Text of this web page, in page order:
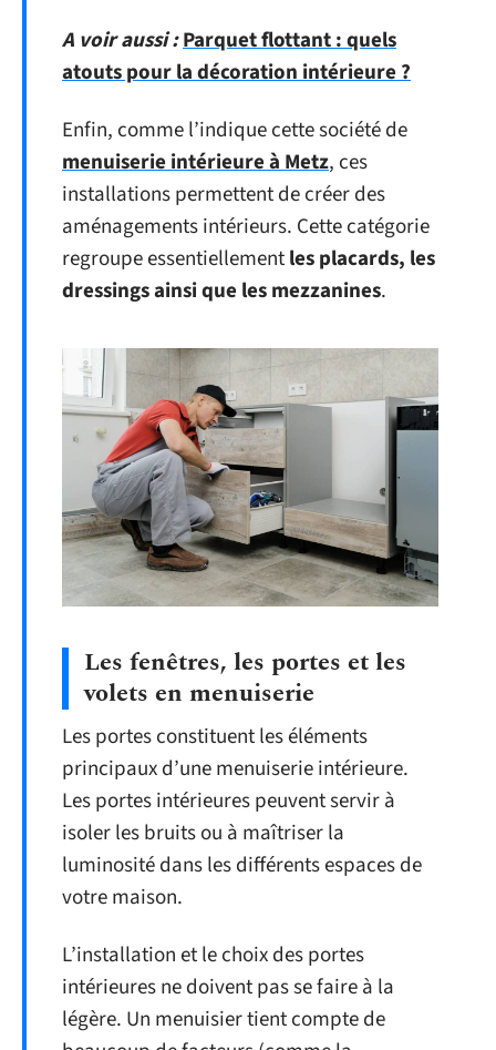
A voir aussi :Parquet flottant : quels
atouts pour la décoration intérieure ?
Enfin, comme l’indique cette société de
menuiserie intérieure à Metz, ces
installations permettent de créer des
aménagements intérieurs. Cette catégorie
regroupe essentiellementles placards, les
dressings ainsi que les mezzanines.
Les fenêtres, les portes et les
volets en menuiserie
Les portes constituent les éléments
principaux d’une menuiserie intérieure.
Les portes intérieures peuvent servir à
isoler les bruits ou à maîtriser la
luminosité dans les différents espaces de
votre maison.
L’installation et le choix des portes
intérieures ne doivent pas se faire à la
légère. Un menuisier tient compte de